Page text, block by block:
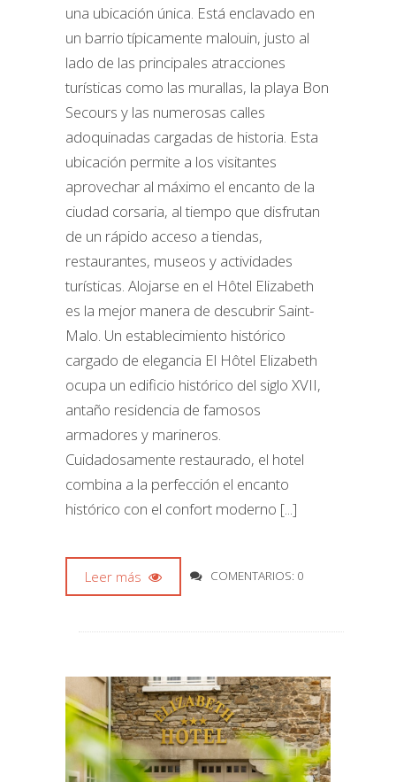
una ubicación única. Está enclavado en
un barrio típicamente malouin, justo al
lado de las principales atracciones
turísticas como las murallas, la playa Bon
Secours y las numerosas calles
adoquinadas cargadas de historia. Esta
ubicación permite a los visitantes
aprovechar al máximo el encanto de la
ciudad corsaria, al tiempo que disfrutan
de un rápido acceso a tiendas,
restaurantes, museos y actividades
turísticas. Alojarse en el Hôtel Elizabeth
es la mejor manera de descubrir Saint-
Malo. Un establecimiento histórico
cargado de elegancia El Hôtel Elizabeth
ocupa un edificio histórico del siglo XVII,
antaño residencia de famosos
armadores y marineros.
Cuidadosamente restaurado, el hotel
combina a la perfección el encanto
histórico con el confort moderno [...]
Leer más COMENTARIOS: 0